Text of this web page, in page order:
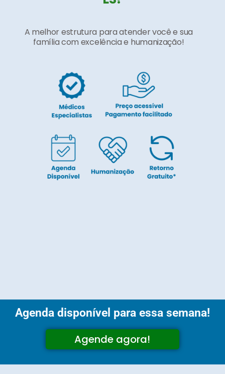
A melhor estrutura para atender você e sua
família com excelência e humanização!
Agenda disponível para essa semana!
Agende agora!